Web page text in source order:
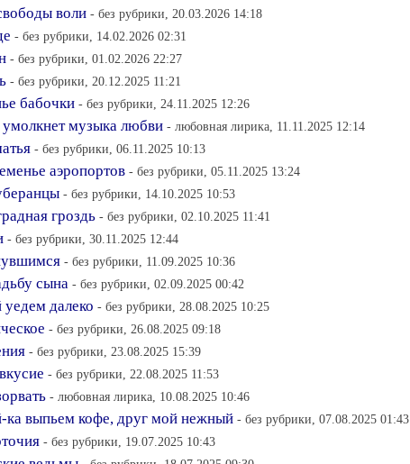
воли - без рубрики, 20.03.2026 14:18
- без рубрики, 14.02.2026 02:31
- без рубрики, 01.02.2026 22:27
- без рубрики, 20.12.2025 11:21
бабочки - без рубрики, 24.11.2025 12:26
умолкнет музыка любви - любовная лирика, 11.11.2025 12:14
- без рубрики, 06.11.2025 10:13
аэропортов - без рубрики, 05.11.2025 13:24
- без рубрики, 14.10.2025 10:53
гроздь - без рубрики, 02.10.2025 11:41
- без рубрики, 30.11.2025 12:44
- без рубрики, 11.09.2025 10:36
сына - без рубрики, 02.09.2025 00:42
уедем далеко - без рубрики, 28.08.2025 10:25
- без рубрики, 26.08.2025 09:18
- без рубрики, 23.08.2025 15:39
- без рубрики, 22.08.2025 11:53
- любовная лирика, 10.08.2025 10:46
ка выпьем кофе, друг мой нежный - без рубрики, 07.08.2025 01:43
- без рубрики, 19.07.2025 10:43